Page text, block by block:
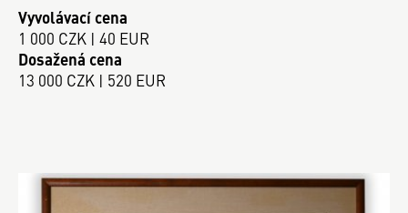
Vyvolávací cena
1 000 CZK | 40 EUR
Dosažená cena
13 000 CZK | 520 EUR